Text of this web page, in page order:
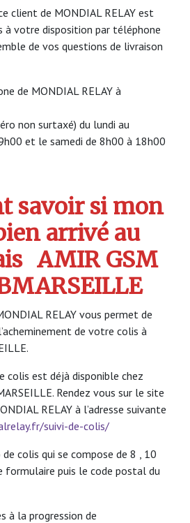
client de MONDIAL RELAY est
à votre disposition par téléphone
de vos questions de livraison
de MONDIAL RELAY à
non surtaxé) du lundi au
et le samedi de 8h00 à 18h00
savoir si mon
arrivé au
AMIR GSM
RELAY vous permet de
de votre colis à
colis est déjà disponible chez
Rendez vous sur le site
RELAY à l’adresse suivante
suivi-de-colis/
colis qui se compose de 8 , 10
formulaire puis le code postal du
à la progression de